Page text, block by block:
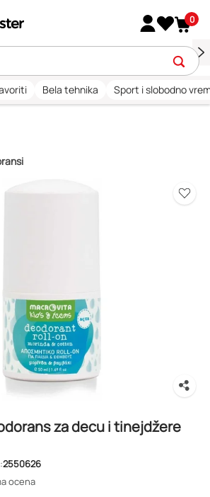
0
Bela tehnika Sport i slobodno
za decu i tinejdžere
2550626
ocena